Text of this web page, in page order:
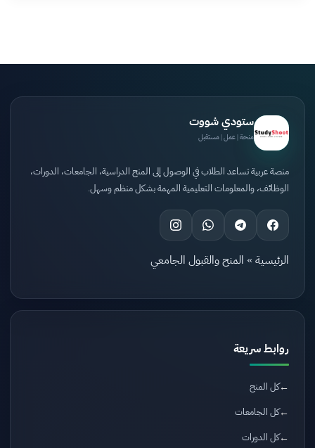
ستودي شووت
منحة | عمل | مستقبل
منصة عربية تساعد الطلاب في الوصول إلى المنح الدراسية، الجامعات، الدورات،
الوظائف، والمعلومات التعليمية المهمة بشكل منظم وسهل.
الرئيسية » المنح والقبول الجامعي
روابط سريعة
كل المنح
كل الجامعات
كل الدورات